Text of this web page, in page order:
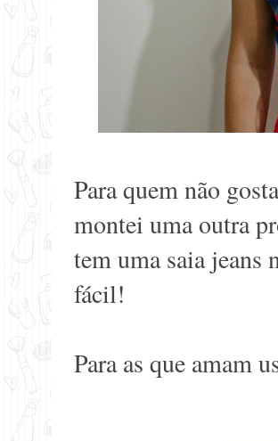
Para quem não
montei uma outra
tem uma saia jeans
fácil!
Para as que amam